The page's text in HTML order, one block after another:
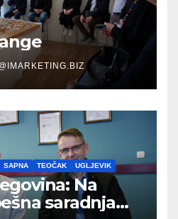
SAPNA TEOČAK UGLJEVIK
Na
saradnja